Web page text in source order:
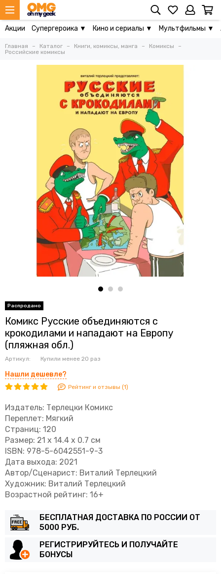
Акции Супергероика ▼ Кино и сериалы ▼ Мультфильмы ▼
Главная Каталог Книги, комиксы, манга
Комиксы
Российские комиксы
Комикс Русские объединяются с
крокодилами и нападают на Европу
(пляжная обл.)
Артикул: Купили менее 20 раз
Нашли дешевле?
Рейтинг и отзывы (1)
Издатель: Терлецки Комикс
Переплет: Мягкий
Страниц: 120
Размер: 21 x 14.4 x 0.7 см
ISBN: 978-5-6042551-9-3
Дата выхода: 2021
Автор/Сценарист: Виталий Терлецкий
Художник: Виталий Терлецкий
Возрастной рейтинг: 16+
БЕСПЛАТНАЯ ДОСТАВКА ПО РОССИИ ОТ
5000 РУБ.
РЕГИСТРИРУЙТЕСЬ И ПОЛУЧАЙТЕ
БОНУСЫ